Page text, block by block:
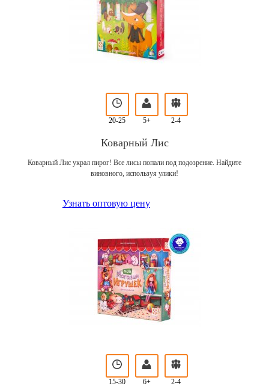
20-25 5+ 2-4
Коварный Лис
Коварный Лис украл пирог! Все лисы попали под подозрение. Найдите
виновного, используя улики!
Узнать оптовую цену
15-30 6+ 2-4